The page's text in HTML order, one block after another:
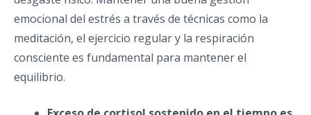
emocional del estrés a través de técnicas como la
meditación, el ejercicio regular y la respiración
consciente es fundamental para mantener el
equilibrio.